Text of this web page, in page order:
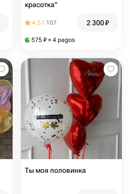
красотка"
4.51 107 2 300₽
575 ₽ × 4 pagos
Ты моя половинка